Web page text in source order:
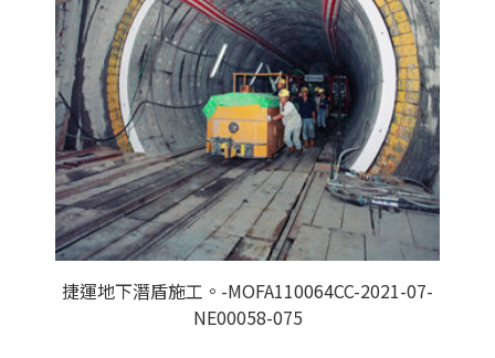
捷運地下潛盾施工。-MOFA110064CC-2021-07-
NE00058-075